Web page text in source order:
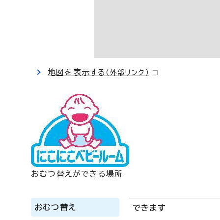
地図を表示する （外部リンク）
おむつ替えができる場所
おむつ替え できます